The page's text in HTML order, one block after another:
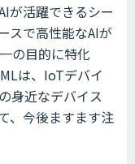
が活躍できるシー
スで高性能なAIが
の目的に特化
は、IoTデバイ
身近なデバイス
、今後ますます注